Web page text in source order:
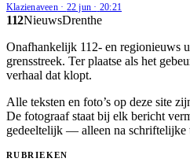
Klazienaveen· 22 jun · 20:21
112NieuwsDrenthe
Onafhankelijk 112- en regionieuws
grensstreek. Ter plaatse als het
verhaal dat klopt.
Alle teksten en foto’s op deze site
De fotograaf staat bij elk bericht
gedeeltelijk — alleen na schriftelijke
RUBRIEKEN